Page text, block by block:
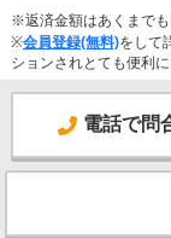
※返済金額はあくまでも
※会員登録(無料)をして
ションされとても便利に
電話で問